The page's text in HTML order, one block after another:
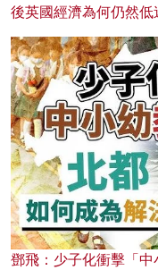
後英國經濟為何仍然低
鄧飛：少子化衝擊「